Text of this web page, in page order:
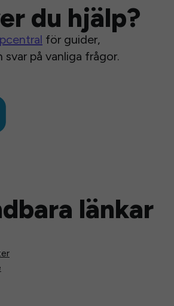
du hjälp?
för guider,
på vanliga frågor.
länkar